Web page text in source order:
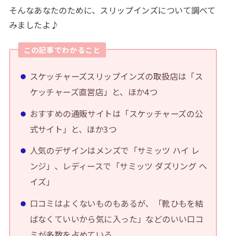
そんなあなたのために、スリップインズについて調べて
みましたよ♪
この記事でわかること
スケッチャーズスリップインズの取扱店は「ス
ケッチャーズ直営店」と、ほか4つ
おすすめの通販サイトは「スケッチャーズの公
式サイト」と、ほか3つ
人気のデザインはメンズで「サミッツ ハイ レ
ンジ」、レディースで「サミッツ ダズリング ヘ
イズ」
口コミはよくないものもあるが、「靴ひもを結
ばなくていいから気に入った」などのいい口コ